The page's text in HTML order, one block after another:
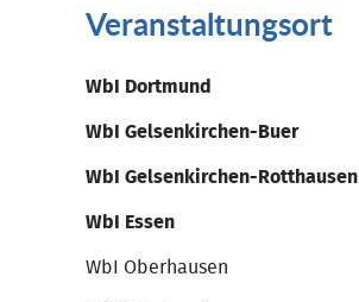
Veranstaltungsort
WbI Dortmund
WbI Gelsenkirchen-Buer
WbI Gelsenkirchen-Rotthausen
WbI Essen
WbI Oberhausen